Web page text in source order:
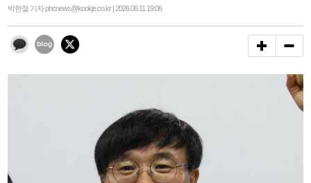
박현철 기자 phcnews@kookje.co.kr | 2026.06.11 19:06